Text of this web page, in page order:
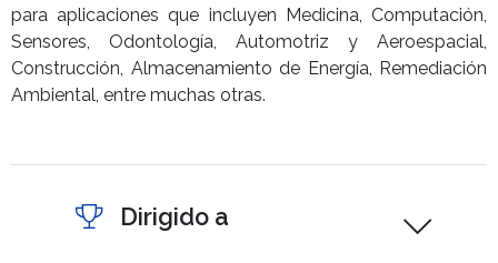
para aplicaciones que incluyen Medicina, Computación,
Sensores, Odontología, Automotriz y Aeroespacial,
Construcción, Almacenamiento de Energía, Remediación
Ambiental, entre muchas otras.
Dirigido a